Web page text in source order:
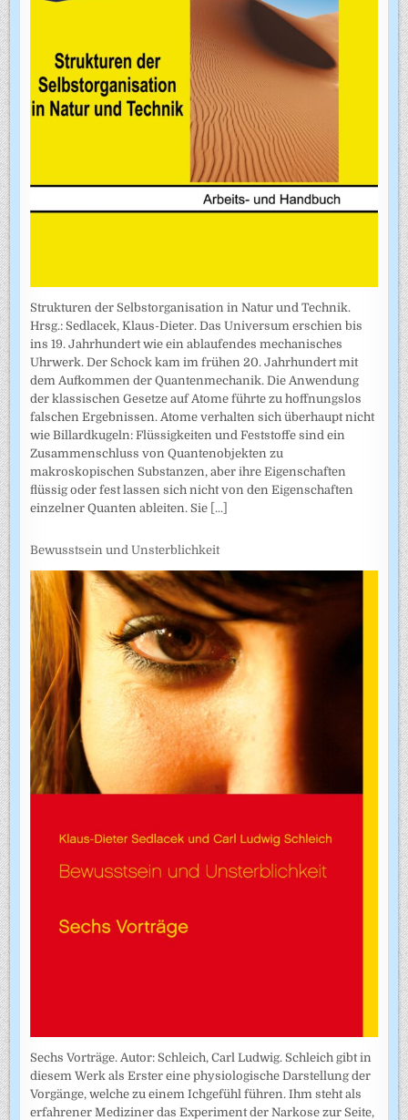
Strukturen der Selbstorganisation in Natur und Technik.
Hrsg.: Sedlacek, Klaus-Dieter. Das Universum erschien bis
ins 19. Jahrhundert wie ein ablaufendes mechanisches
Uhrwerk. Der Schock kam im frühen 20. Jahrhundert mit
dem Aufkommen der Quantenmechanik. Die Anwendung
der klassischen Gesetze auf Atome führte zu hoffnungslos
falschen Ergebnissen. Atome verhalten sich überhaupt nicht
wie Billardkugeln: Flüssigkeiten und Feststoffe sind ein
Zusammenschluss von Quantenobjekten zu
makroskopischen Substanzen, aber ihre Eigenschaften
flüssig oder fest lassen sich nicht von den Eigenschaften
einzelner Quanten ableiten. Sie [...]
Bewusstsein und Unsterblichkeit
Sechs Vorträge. Autor: Schleich, Carl Ludwig. Schleich gibt in
diesem Werk als Erster eine physiologische Darstellung der
Vorgänge, welche zu einem Ichgefühl führen. Ihm steht als
erfahrener Mediziner das Experiment der Narkose zur Seite,